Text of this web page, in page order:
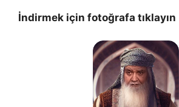
İndirmek için fotoğrafa tıklayın